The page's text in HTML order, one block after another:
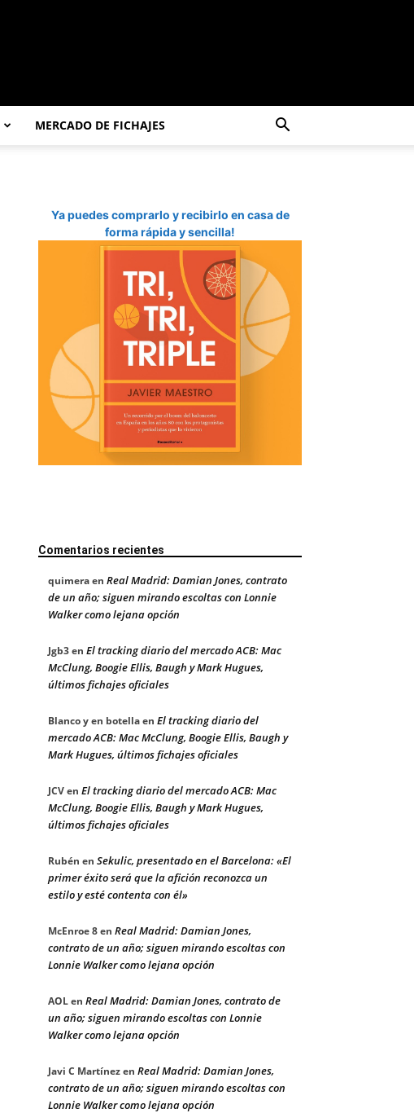
MERCADO DE FICHAJES
Ya puedes comprarlo y recibirlo en casa de
forma rápida y sencilla!
Comentarios recientes
quimeraen Real Madrid: Damian Jones, contrato
de un año; siguen mirando escoltas con Lonnie
Walker como lejana opción
Jgb3en El tracking diario del mercado ACB: Mac
McClung, Boogie Ellis, Baugh y Mark Hugues,
últimos fichajes oficiales
Blanco y en botellaen El tracking diario del
mercado ACB: Mac McClung, Boogie Ellis, Baugh y
Mark Hugues, últimos fichajes oficiales
JCVen El tracking diario del mercado ACB: Mac
McClung, Boogie Ellis, Baugh y Mark Hugues,
últimos fichajes oficiales
Rubén en Sekulic, presentado en el Barcelona: «El
primer éxito será que la afición reconozca un
estilo y esté contenta con él»
McEnroe 8en Real Madrid: Damian Jones,
contrato de un año; siguen mirando escoltas con
Lonnie Walker como lejana opción
AOLen Real Madrid: Damian Jones, contrato de
un año; siguen mirando escoltas con Lonnie
Walker como lejana opción
Javi C Martínezen Real Madrid: Damian Jones,
contrato de un año; siguen mirando escoltas con
Lonnie Walker como lejana opción